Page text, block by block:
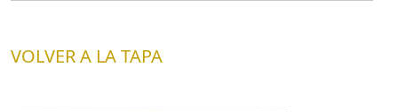
VOLVER A LA TAPA